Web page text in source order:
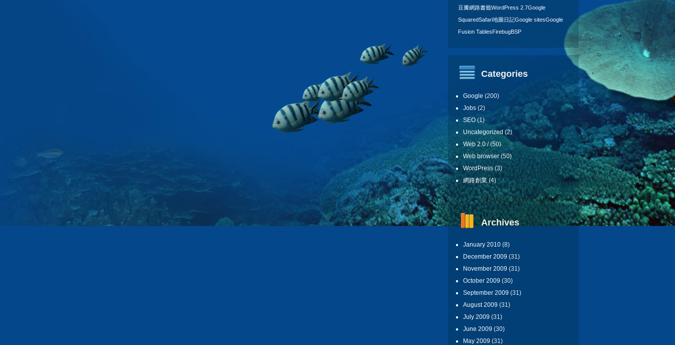
豆瓣網路書籤WordPress 2.7Google
SquaredSafari地圖日記Google sitesGoogle
Fusion TablesFirebugBSP
Categories
Google (200)
Jobs (2)
SEO (1)
Uncategorized (2)
Web 2.0 /(50)
Web browser (50)
WordPress (3)
網路創業(4)
Archives
January 2010 (8)
December 2009 (31)
November 2009 (31)
October 2009 (30)
September 2009 (31)
August 2009 (31)
July 2009 (31)
June 2009 (30)
May 2009 (31)